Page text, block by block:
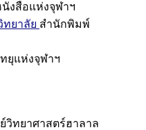
งสือแห่งจุฬาฯ
ยาลัย สำนักพิมพ์
ยุแห่งจุฬาฯ
วิทยาศาสตร์ฮาลาล